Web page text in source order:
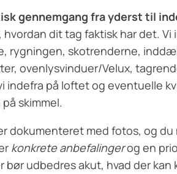
gennemgang fra yderst til
hvordan dit tag faktisk har det.
rygningen, skotrenderne,
ovenlysvinduer/Velux,
indefra på loftet og eventuelle
skimmel.
dokumenteret med fotos, og
konkrete anbefalingerog en
udbedres akut, hvad der kan